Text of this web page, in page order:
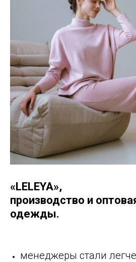
«LELEYA»,
производство и
одежды.
менеджеры стали